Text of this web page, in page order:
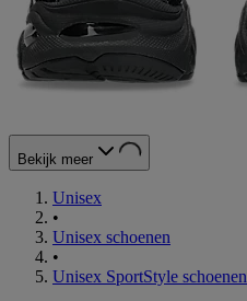
Bekijk meer
Unisex
•
Unisex schoenen
•
Unisex SportStyle schoenen